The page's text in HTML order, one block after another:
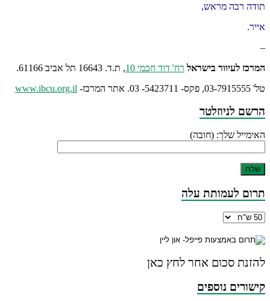
תודה רבה מראש,
אייר.
–
המרכז לעיוור בישראל רח' דוד חכמי 10
, ת.ד. 16643 תל אביב 61166.
טל' 03-7915555, פקס- 5423711- 03. אתר המרכז-
www.ibcu.org.il
הרשם לניוזלטר
האימייל שלך: (חובה)
תרום לעמותת עלה
להזנת סכום אחר לחץ כאן
קישורים נוספים